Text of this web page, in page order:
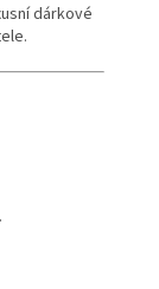
dárkové